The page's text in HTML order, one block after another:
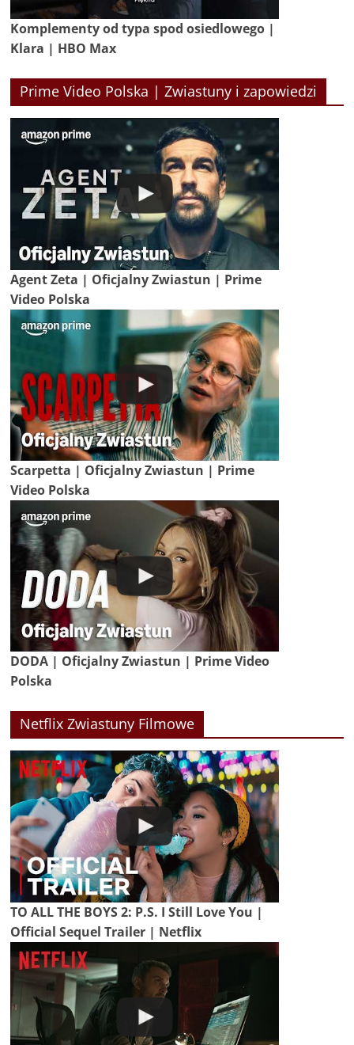
Komplementy od typa spod osiedlowego |
Klara | HBO Max
Prime Video Polska | Zwiastuny i zapowiedzi
Agent Zeta | Oficjalny Zwiastun | Prime
Video Polska
Scarpetta | Oficjalny Zwiastun | Prime
Video Polska
DODA | Oficjalny Zwiastun | Prime Video
Polska
Netflix Zwiastuny Filmowe
TO ALL THE BOYS 2: P.S. I Still Love You |
Official Sequel Trailer | Netflix